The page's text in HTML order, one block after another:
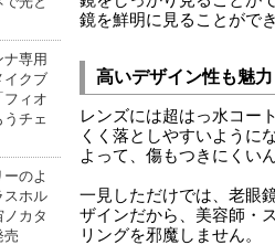
ナ専用
イクブ
フィオ
うチェ
のよ
スホル
ノカタ
売
鏡を鮮明に見ることがで
高いデザイン性も魅力
レンズには超はっ水コー
くく落としやすいように
よって、傷もつきにくい
一見しただけでは、老眼
ザインだから、美容師・
リングを邪魔しません。